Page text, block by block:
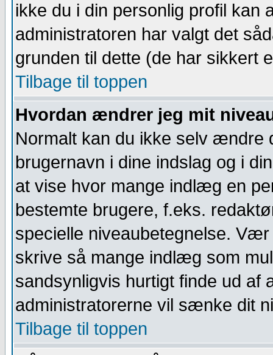
ikke du i din personlig profil kan
administratoren har valgt det
grunden til dette (de har sikkert
Tilbage til toppen
Hvordan ændrer jeg mit
Normalt kan du ikke selv ændre
brugernavn i dine indslag og i
at vise hvor mange indlæg en
bestemte brugere, f.eks.
specielle niveaubetegnelse.
skrive så mange indlæg som
sandsynligvis hurtigt finde ud af
administratorerne vil sænke dit
Tilbage til toppen